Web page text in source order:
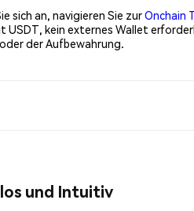
sich an, navigieren Sie zurOnchain
kein externes Wallet
der Aufbewahrung.
und Intuitiv